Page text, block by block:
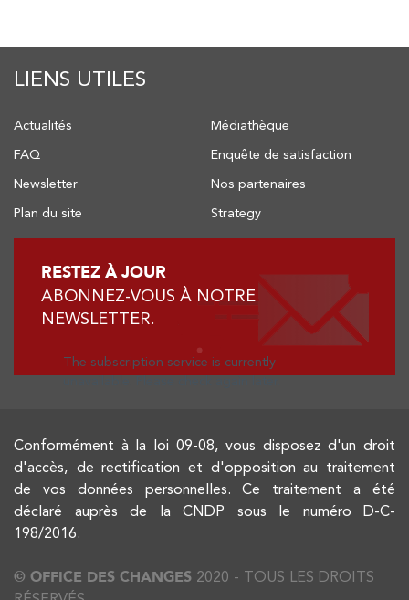
LIENS UTILES
Actualités
FAQ
Newsletter
Plan du site
Médiathèque
Enquête de satisfaction
Nos partenaires
Strategy
RESTEZ À JOUR
ABONNEZ-VOUS À NOTRE
NEWSLETTER.
The subscription service is currently
Conformément à la loi 09-08, vous disposez d'un droit
d'accès, de rectification et d'opposition au traitement
de vos données personnelles. Ce traitement a été
déclaré auprès de la CNDP sous le numéro D-C-
198/2016.
© OFFICE DES CHANGES 2020 - TOUS LES DROITS